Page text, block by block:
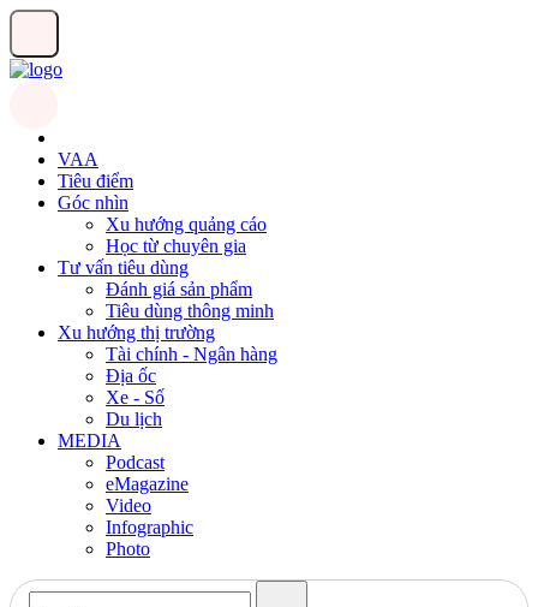
VAA
Tiêu điểm
Góc nhìn
Xu hướng quảng cáo
Học từ chuyên gia
Tư vấn tiêu dùng
Đánh giá sản phẩm
Tiêu dùng thông minh
Xu hướng thị trường
Tài chính - Ngân hàng
Địa ốc
Xe - Số
Du lịch
MEDIA
Podcast
eMagazine
Video
Infographic
Photo